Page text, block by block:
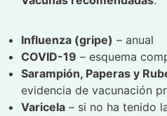
Influenza (gripe) – anual
COVID-19 – esquema
Sarampión, Paperas y
evidencia de vacunación
Varicela – si no ha tenido